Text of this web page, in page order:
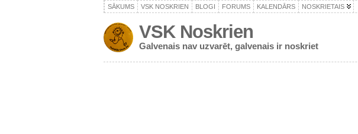
SĀKUMS VSK NOSKRIEN BLOGI FORUMS KALENDĀRS NOSKRIETAIS
VSK Noskrien
Galvenais nav uzvarēt, galvenais ir noskriet